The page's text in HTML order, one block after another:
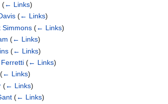
(← Links)
(← Links)
Simmons (← Links)
(← Links)
(← Links)
(← Links)
(← Links)
(← Links)
(← Links)